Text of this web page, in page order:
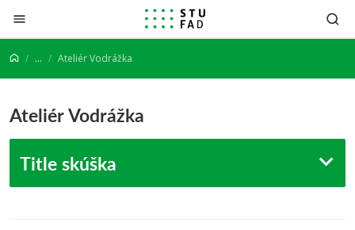
Prejsť na obsah
... Ateliér Vodrážka
Ateliér Vodrážka
Title skúška